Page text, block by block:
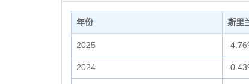
年份 斯里
2025 -
2024 -